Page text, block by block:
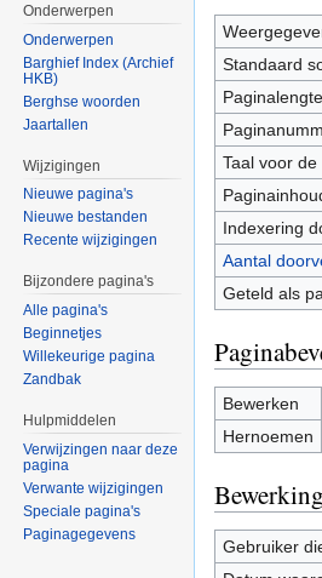
Standaard
Taal voor de
Indexering
Aantal
Geteld als
Bewerken
Hernoemen
Gebruiker
Onderwerpen
Onderwerpen
Barghief Index (Archief
HKB)
Berghse woorden
Jaartallen
Wijzigingen
Nieuwe pagina's
Nieuwe bestanden
Recente wijzigingen
Bijzondere pagina's
Alle pagina's
Beginnetjes
Willekeurige pagina
Zandbak
Hulpmiddelen
Verwijzingen naar deze
pagina
Verwante wijzigingen
Speciale pagina's
Paginagegevens